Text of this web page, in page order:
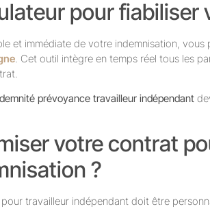
pour fiabiliser
et immédiate de votre indemnisation, vous
. Cet outil intègre en temps réel tous les
prévoyance travailleur indépendant
votre contrat
?
travailleur indépendant doit être